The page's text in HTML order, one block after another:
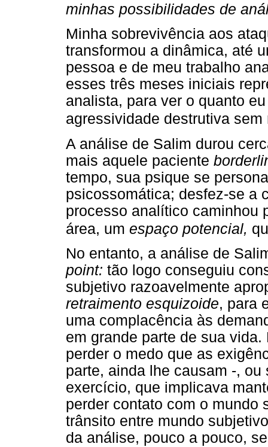
minhas possibilidades de
Minha sobrevivência aos
transformou a dinâmica, até
pessoa e de meu trabalho
esses três meses iniciais
analista, para ver o quanto
agressividade destrutiva sem
A análise de Salim durou
mais aquele paciente
tempo, sua psique se
psicossomática; desfez-se a
processo analítico caminhou
área, um espaço potencial,
No entanto, a análise de
point: tão logo conseguiu
subjetivo razoavelmente
retraimento esquizoide, para
uma complacência às
em grande parte de sua
perder o medo que as
parte, ainda lhe causam -,
exercício, que implicava
perder contato com o mundo
trânsito entre mundo
da análise, pouco a pouco,